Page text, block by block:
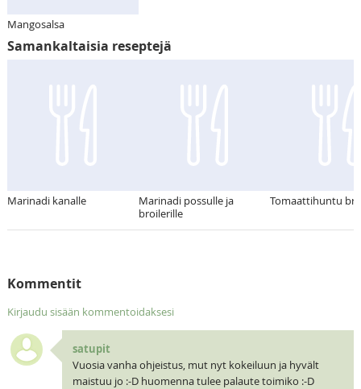
Mangosalsa
Samankaltaisia reseptejä
Marinadi kanalle
Marinadi possulle ja
broilerille
Tomaattihuntu
Kommentit
Kirjaudu sisään kommentoidaksesi
satupit
Vuosia vanha ohjeistus, mut nyt kokeiluun ja hyvält
maistuu jo :-D huomenna tulee palaute toimiko :-D